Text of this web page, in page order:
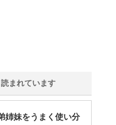
まれています
姉妹をうまく使い分